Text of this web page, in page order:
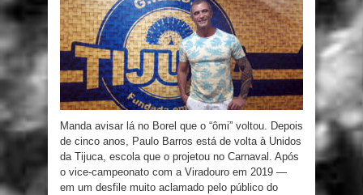
Manda avisar lá no Borel que o “ômi” voltou. Depois
de cinco anos, Paulo Barros está de volta à Unidos
da Tijuca, escola que o projetou no Carnaval. Após
o vice-campeonato com a Viradouro em 2019 —
em um desfile muito aclamado pelo público do